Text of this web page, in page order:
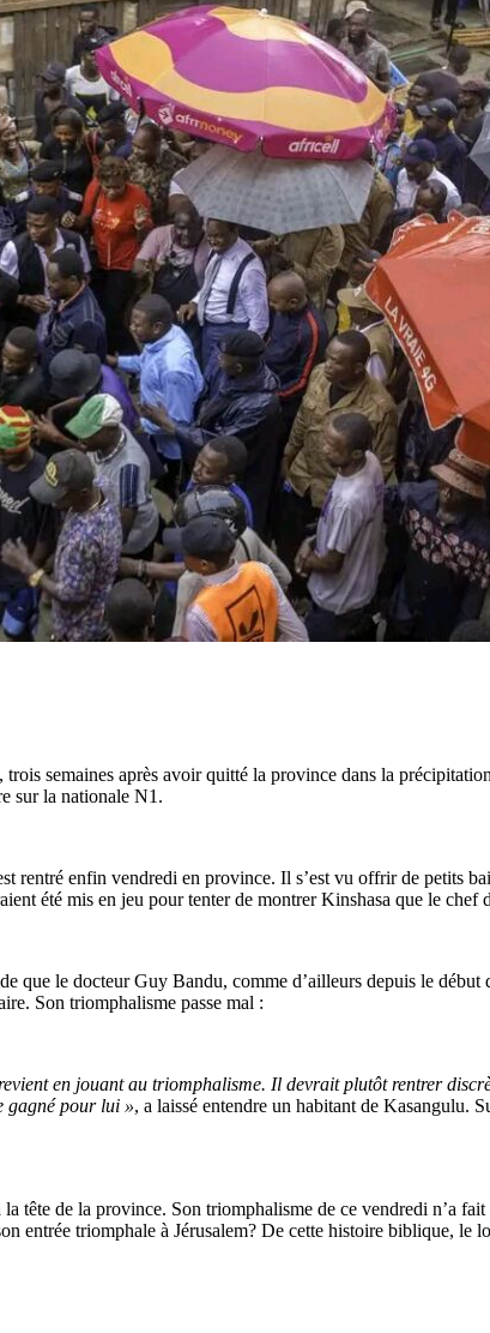
semaines après avoir quitté la province dans la
sur la nationale N1.
rentré enfin vendredi en province. Il s’est vu offrir de petits
été mis en jeu pour tenter de montrer Kinshasa que le
que le docteur Guy Bandu, comme d’ailleurs depuis le
Son triomphalisme passe mal :
en jouant au triomphalisme. Il devrait plutôt rentrer
gagné pour lui », a laissé entendre un habitant de Kasangulu.
tête de la province. Son triomphalisme de ce vendredi n’a
entrée triomphale à Jérusalem? De cette histoire biblique, le